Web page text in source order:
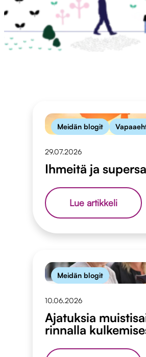
Meidän blogit
29.07.2026
Ihmeitä ja
Lue artikkeliIhmeitä
Meidän blogit
10.06.2026
Ajatuksia
rinnalla